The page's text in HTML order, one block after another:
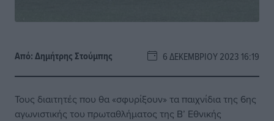
Από:Δημήτρης Στούμπης 6 ΔΕΚΕΜΒΡΊΟΥ 2023 16:19
Τους διαιτητές που θα «σφυρίξουν» τα παιχνίδια της 6ης
αγωνιστικής του πρωταθλήματος της Β’ Εθνικής